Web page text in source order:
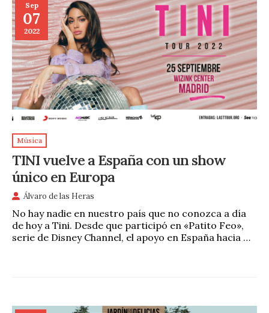
Sep
07
2022
Música
TINI vuelve a España con un show
único en Europa
Álvaro de las Heras
No hay nadie en nuestro país que no conozca a día
de hoy a Tini. Desde que participó en «Patito Feo»,
serie de Disney Channel, el apoyo en España hacia …